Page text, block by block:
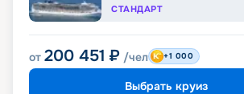
СТАНДАРТ
от 200 451 ₽ /чел +1 000
Выбрать круиз